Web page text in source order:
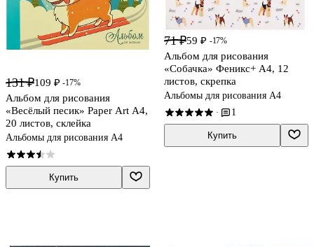
131 ₽109 ₽ -17%
Альбом для рисования
«Весёлый песик» Paper Art А4,
20 листов, склейка
Альбомы для рисования А4
Купить
71 ₽59 ₽ -17%
Альбом для рисования
«Собачка» Феникс+ А4, 12
листов, скрепка
Альбомы для рисования А4
· 1
Купить